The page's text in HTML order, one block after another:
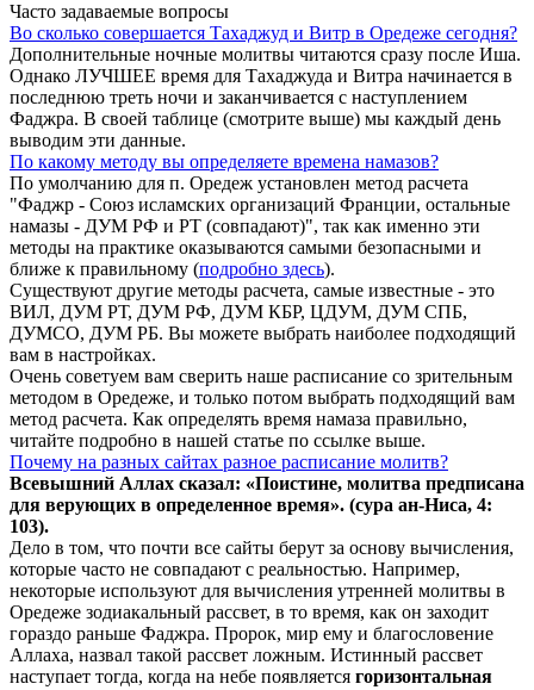
Часто задаваемые вопросы
Во сколько совершается Тахаджуд и Витр в Оредеже сегодня?
Дополнительные ночные молитвы читаются сразу после Иша.
Однако ЛУЧШЕЕ время для Тахаджуда и Витра начинается в
последнюю треть ночи и заканчивается с наступлением
Фаджра. В своей таблице (смотрите выше) мы каждый день
выводим эти данные.
По какому методу вы определяете времена намазов?
По умолчанию для п. Оредеж установлен метод расчета
"Фаджр - Союз исламских организаций Франции, остальные
намазы - ДУМ РФ и РТ (совпадают)", так как именно эти
методы на практике оказываются самыми безопасными и
ближе к правильному (подробно здесь).
Существуют другие методы расчета, самые известные - это
ВИЛ, ДУМ РТ, ДУМ РФ, ДУМ КБР, ЦДУМ, ДУМ СПБ,
ДУМСО, ДУМ РБ. Вы можете выбрать наиболее подходящий
вам в настройках.
Очень советуем вам сверить наше расписание со зрительным
методом в Оредеже, и только потом выбрать подходящий вам
метод расчета. Как определять время намаза правильно,
читайте подробно в нашей статье по ссылке выше.
Почему на разных сайтах разное расписание молитв?
Всевышний Аллах сказал: «Поистине, молитва предписана
для верующих в определенное время». (сура ан-Ниса, 4:
103).
Дело в том, что почти все сайты берут за основу вычисления,
которые часто не совпадают с реальностью. Например,
некоторые используют для вычисления утренней молитвы в
Оредеже зодиакальный рассвет, в то время, как он заходит
гораздо раньше Фаджра. Пророк, мир ему и благословение
Аллаха, назвал такой рассвет ложным. Истинный рассвет
наступает тогда, когда на небе появляется горизонтальная